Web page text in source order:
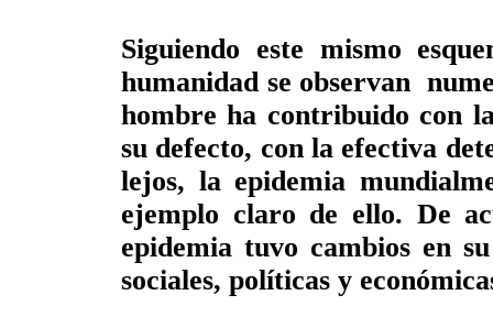
Siguiendo este mismo
humanidad se observan
hombre ha contribuido con
su defecto, con la efectiva
lejos, la epidemia
ejemplo claro de ello. De
epidemia tuvo cambios en
sociales, políticas y